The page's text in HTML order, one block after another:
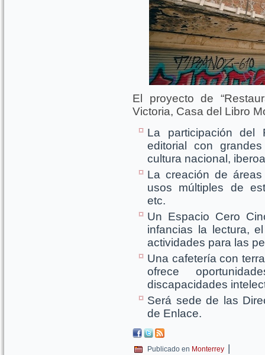
El proyecto de
Victoria, Casa del Libro
La participación del
editorial con
cultura nacional,
La creación de
usos múltiples de
etc.
Un Espacio Cero
infancias la lectura,
actividades para las
Una cafetería con
ofrece
discapacidades
Será sede de las
de Enlace.
Publicado en Monterrey |